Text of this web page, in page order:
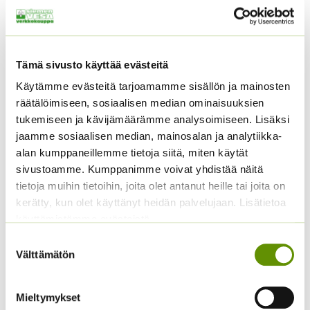
Tämä sivusto käyttää evästeitä
Käytämme evästeitä tarjoamamme sisällön ja mainosten
räätälöimiseen, sosiaalisen median ominaisuuksien
tukemiseen ja kävijämäärämme analysoimiseen. Lisäksi
jaamme sosiaalisen median, mainosalan ja analytiikka-
alan kumppaneillemme tietoja siitä, miten käytät
sivustoamme. Kumppanimme voivat yhdistää näitä
tietoja muihin tietoihin, joita olet antanut heille tai joita on
kerätty, kun olet käyttänyt heidän palvelujaan. Lisätietoa
valinta
Välttämätön
Mieltymykset
Tutustu myös
Kirjolupiini Russell
sekoitus 5 g
6,50€
Tataariviuhko 1 g
14,50€ Sisältää
arvonlisäveron